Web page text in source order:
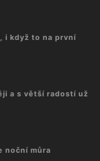
i když to na první
a s větší radostí už
noční můra